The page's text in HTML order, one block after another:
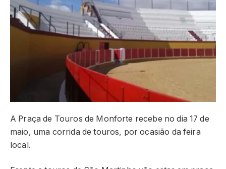
A Praça de Touros de Monforte recebe no dia 17 de
maio, uma corrida de touros, por ocasião da feira
local.